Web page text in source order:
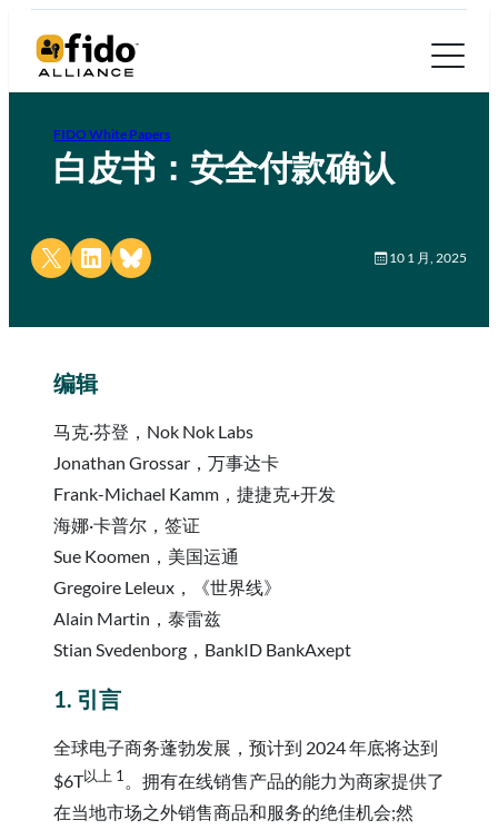
FIDO White Papers
白皮书：安全付款确认
Share on X Share on LinkedIn
Share on Bluesky 10 1 月, 2025
编辑
马克·芬登，Nok Nok Labs
Jonathan Grossar，万事达卡
Frank-Michael Kamm，捷捷克+开发
海娜·卡普尔，签证
Sue Koomen，美国运通
Gregoire Leleux，《世界线》
Alain Martin，泰雷兹
Stian Svedenborg，BankID BankAxept
1. 引言
全球电子商务蓬勃发展，预计到 2024 年底将达到
$6T以上 1 。拥有在线销售产品的能力为商家提供了
在当地市场之外销售商品和服务的绝佳机会;然